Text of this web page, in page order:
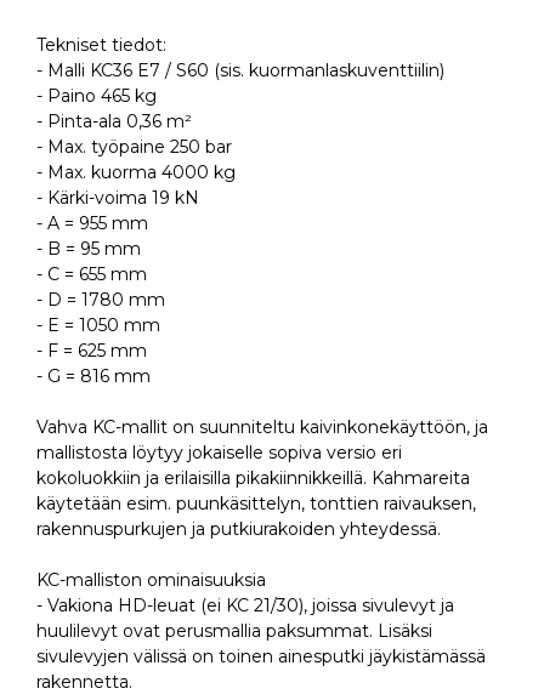
Tekniset tiedot:
- Malli KC36 E7 / S60 (sis. kuormanlaskuventtiilin)
- Paino 465 kg
- Pinta-ala 0,36 m²
- Max. työpaine 250 bar
- Max. kuorma 4000 kg
- Kärki-voima 19 kN
- A = 955 mm
- B = 95 mm
- C = 655 mm
- D = 1780 mm
- E = 1050 mm
- F = 625 mm
- G = 816 mm
Vahva KC-mallit on suunniteltu kaivinkonekäyttöön, ja
mallistosta löytyy jokaiselle sopiva versio eri
kokoluokkiin ja erilaisilla pikakiinnikkeillä. Kahmareita
käytetään esim. puunkäsittelyn, tonttien raivauksen,
rakennuspurkujen ja putkiurakoiden yhteydessä.
KC-malliston ominaisuuksia
- Vakiona HD-leuat (ei KC 21/30), joissa sivulevyt ja
huulilevyt ovat perusmallia paksummat. Lisäksi
sivulevyjen välissä on toinen ainesputki jäykistämässä
rakennetta.